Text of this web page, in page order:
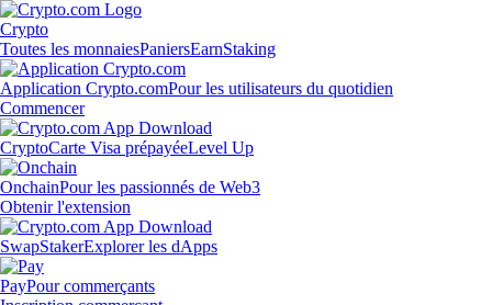
Crypto
Toutes les monnaiesPaniersEarnStaking
Application Crypto.comPour les utilisateurs du quotidien
Commencer
CryptoCarte Visa prépayéeLevel Up
OnchainPour les passionnés de Web3
Obtenir l'extension
SwapStakerExplorer les dApps
PayPour commerçants